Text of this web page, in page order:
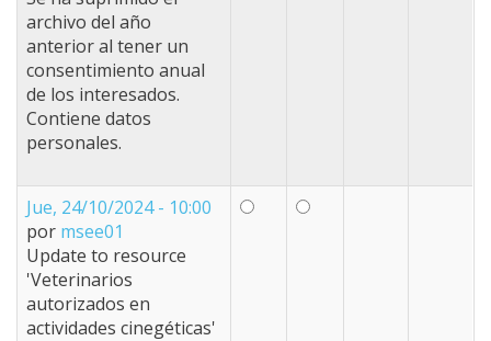
archivo del año
anterior al tener un
consentimiento anual
de los interesados.
Contiene datos
personales.
Jue, 24/10/2024 - 10:00
por msee01
Update to resource
'Veterinarios
autorizados en
actividades cinegéticas'